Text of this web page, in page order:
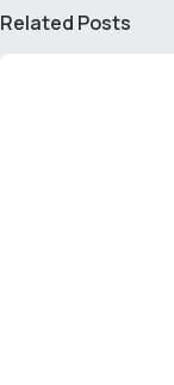
Related Posts